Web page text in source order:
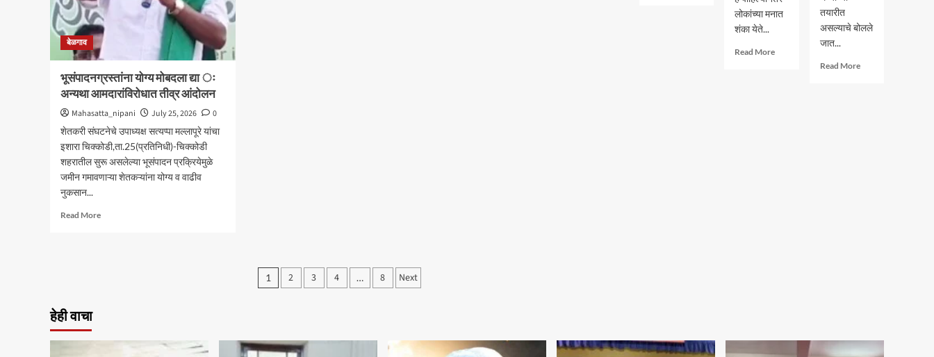
बेळगाव
भूसंपादनग्रस्तांना योग्य मोबदला द्या ः
अन्यथा आमदारांविरोधात तीव्र आंदोलन
Mahasatta_nipani July 25, 2026
0
शेतकरी संघटनेचे उपाध्यक्ष सत्यप्पा मल्लापूरे यांचा
इशारा चिक्कोडी,ता.25(प्रतिनिधी)-चिक्कोडी
शहरातील सुरू असलेल्या भूसंपादन प्रक्रियेमुळे
जमीन गमावणाऱ्या शेतकऱ्यांना योग्य व वाढीव
नुकसान...
Read MoreRead
Posts
1 2 3 4 … 8 Next
लोकांच्या मनात
शंका येते...
Read MoreRead
तयारीत
असल्याचे बोलले
जात...
Read MoreRead
हेही वाचा